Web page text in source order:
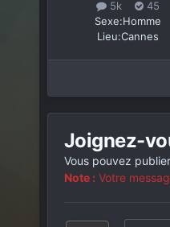
5k
45
Sexe:Homme
Lieu:Cannes
Joignez-
Vous pouvez
Note : Votre